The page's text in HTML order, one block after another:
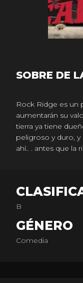
SOBRE DE
Rock Ridge es un
aumentarán su
tierra ya tiene
peligroso y duro, y
ahí.. . antes que la
B
GÉNERO
Comedia